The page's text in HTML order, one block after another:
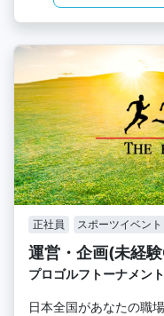
正社員 スポーツイベン
運営・企画(未経
プロゴルフトーナメント
日本全国があなたの職